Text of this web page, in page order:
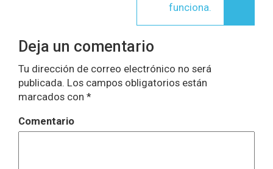
funciona.
Deja un comentario
Tu dirección de correo electrónico no será
publicada. Los campos obligatorios están
marcados con *
Comentario